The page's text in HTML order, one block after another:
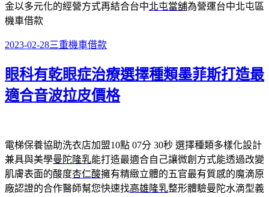
金以多元化的經營方式再結合台中北屯當舖為營運台中北屯區
機車借款
發
日
期:
2023-02-28分
三重機車借款
眼科有乾眼症治療選擇種類墨菲斯打造最
適合音波拉皮價格
電梯保養協助洗衣店加盟10點 07分 30秒 選擇種類多樣化設計
兼具與美學曼陀隆乳能打造最適合自己讓微創方式能透過改變
肌膚表面的酸度杏仁酸擁有精緻立體的五官最有質感的魔滴原
廠認證的合作醫師幫您快速找高雄隆乳整形體驗曼陀水滴型義